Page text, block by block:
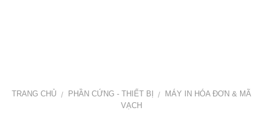
TRANG CHỦ / PHẦN CỨNG - THIẾT BỊ /
MÁY IN HÓA ĐƠN & MÃ
VẠCH